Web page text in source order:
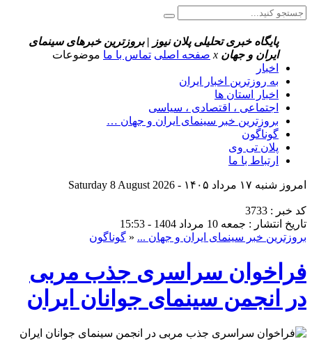
پایگاه خبری تحلیلی پلان نیوز | بروزترین خبرهای سینمای
ایران و جهان x صفحه اصلی تماس با ما موضوعات
اخبار
به روزترین اخبار ایران
اخبار استان ها
اجتماعی ، اقتصادی ، سیاسی
بروزترین خبر سینمای ایران و جهان …
گوناگون
پلان تی وی
ارتباط با ما
امروز شنبه ۱۷ مرداد ۱۴۰۵ - Saturday 8 August 2026
کد خبر : 3733
تاریخ انتشار : جمعه 10 مرداد 1404 - 15:53
بروزترین خبر سینمای ایران و جهان ... « گوناگون
فراخوان سراسری جذب مربی
در انجمن سینمای جوانان ایران